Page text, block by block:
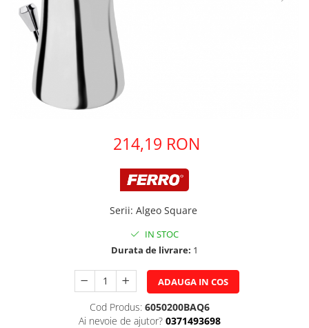
Pere dus
Cadite Dus
Capace WC
Raccorduri Flexibile
Rezervoare-Sifoane-Racorduri
Scurgere-Accesorii
214,19 RON
Serii: Algeo Square
IN STOC
Durata de livrare: 1
ADAUGA IN COS
Cod Produs: 6050200BAQ6
Ai nevoie de ajutor? 0371493698